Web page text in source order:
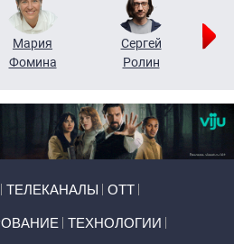
Мария
Фомина
Сергей
Ролин
ТЕЛЕКАНАЛЫ ОТТ
ТЕХНОЛОГИИ